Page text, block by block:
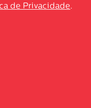
de Privacidade.